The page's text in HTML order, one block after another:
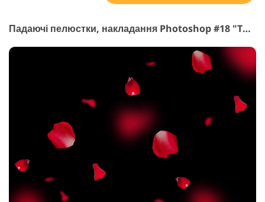
Падаючі пелюстки, накладання Photoshop #18 "Tango"